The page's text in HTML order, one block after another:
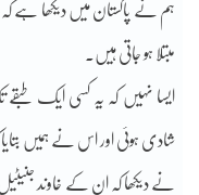
ہم نے پاکستان میں دیکھا ہے
مبتلا ہو جاتی ہیں۔
ایسا نہیں کہ یہ کسی ایک
شادی ہوئی اور اس نے ہمیں
نے دیکھا کہ ان کے خاوند